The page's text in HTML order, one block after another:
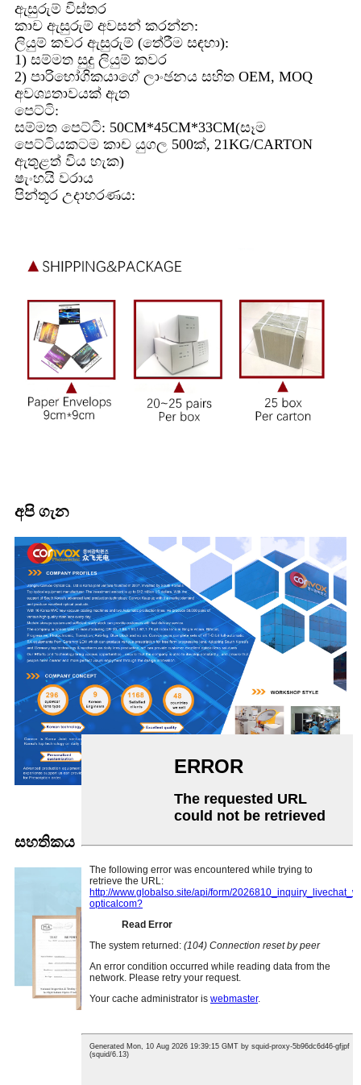
ඇසුරුම් විස්තර
කාච ඇසුරුම් අවසන් කරන්න:
ලියුම් කවර ඇසුරුම් (තේරීම සඳහා):
1) සම්මත සුදු ලියුම් කවර
2) පාරිභෝගිකයාගේ ලාංඡනය සහිත OEM, MOQ
අවශ්‍යතාවයක් ඇත
පෙට්ටි:
සම්මත පෙට්ටි: 50CM*45CM*33CM(සෑම
පෙට්ටියකටම කාච යුගල 500ක්, 21KG/CARTON
ඇතුළත් විය හැක)
ෂැංහයි වරාය
පින්තූර උදාහරණය:
අපි ගැන
සහතිකය